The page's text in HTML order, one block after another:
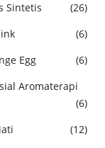
Sintetis
(26)
(6)
Egg
(6)
Aromaterapi
(6)
(12)